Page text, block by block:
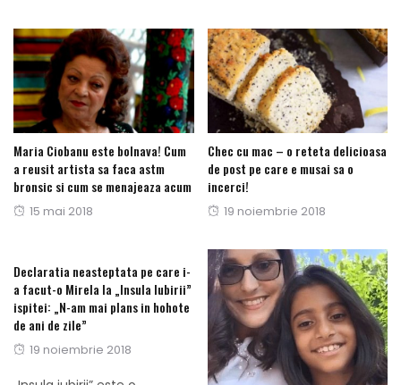
Maria Ciobanu este bolnava! Cum
a reusit artista sa faca astm
bronsic si cum se menajeaza acum
Posted
15 mai 2018
Chec cu mac – o reteta delicioasa
de post pe care e musai sa o
incerci!
Posted
19 noiembrie 2018
Declaratia neasteptata pe care i-
a facut-o Mirela la „Insula Iubirii”
ispitei: „N-am mai plans in hohote
de ani de zile”
Posted
19 noiembrie 2018